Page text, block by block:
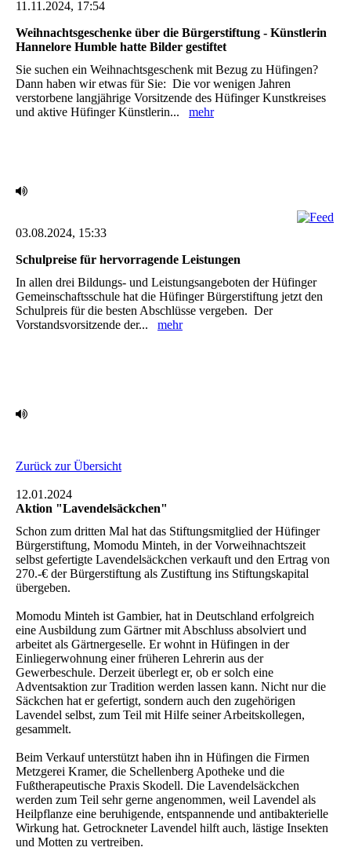
11.11.2024, 17:54
Weihnachtsgeschenke über die Bürgerstiftung - Künstlerin
Hannelore Humble hatte Bilder gestiftet
Sie suchen ein Weihnachtsgeschenk mit Bezug zu Hüfingen?
Dann haben wir etwas für Sie:‎ ‎ Die vor wenigen Jahren
verstorbene langjährige Vorsitzende des Hüfinger Kunstkreises
und aktive ‎Hüfinger Künstlerin... mehr
03.08.2024, 15:33
Schulpreise für hervorragende Leistungen ‎
In allen drei Bildungs- und Leistungsangeboten der Hüfinger
Gemeinschaftsschule hat die Hüfinger ‎Bürgerstiftung jetzt den
Schulpreis für die besten Abschlüsse vergeben. ‎ Der
Vorstandsvorsitzende der... mehr
Zurück zur Übersicht
12.01.2024
Aktion "Lavendelsäckchen"
Schon zum dritten Mal hat das Stiftungsmitglied der Hüfinger
Bürgerstiftung, Momodu Minteh, in ‎der Vorweihnachtszeit
selbst gefertigte Lavendelsäckchen verkauft und den Ertrag von
270.-€ der ‎Bürgerstiftung als Zustiftung ins Stiftungskapital
übergeben.‎
Momodu Minteh ist Gambier, hat in Deutschland erfolgreich
eine Ausbildung zum Gärtner mit ‎Abschluss absolviert und
arbeitet als Gärtnergeselle. Er wohnt in Hüfingen in der
Einliegerwohnung ‎einer früheren Lehrerin aus der
Gewerbeschule. Derzeit überlegt er, ob er solch eine
‎Adventsaktion zur Tradition werden lassen kann. Nicht nur die
Säckchen hat er gefertigt, sondern ‎auch den zugehörigen
Lavendel selbst, zum Teil mit Hilfe seiner Arbeitskollegen,
gesammelt.‎
Beim Verkauf unterstützt haben ihn in Hüfingen die Firmen
Metzgerei Kramer, die Schellenberg ‎Apotheke und die
Fußtherapeutische Praxis Skodell. Die Lavendelsäckchen
werden zum Teil sehr ‎gerne angenommen, weil Lavendel als
Heilpflanze eine beruhigende, entspannende und ‎antibakterielle
Wirkung hat. Getrockneter Lavendel hilft auch, lästige Insekten
und Motten zu ‎vertreiben.‎